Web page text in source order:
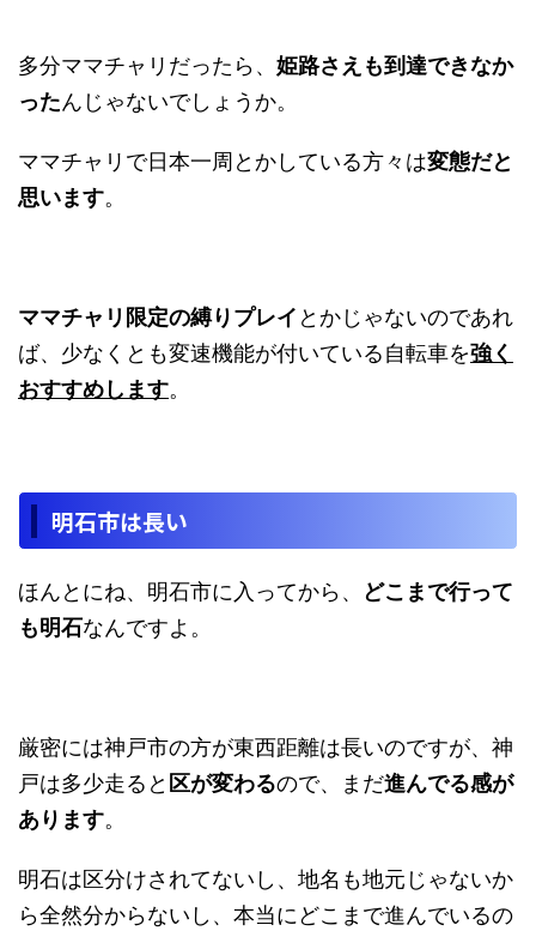
多分ママチャリだったら、 姫路さえも到達できなか
ったんじゃないでしょうか。
ママチャリで日本一周とかしている方々は変態だと
思います。
ママチャリ限定の縛りプレイ とかじゃないのであれ
ば、少なくとも変速機能が付いている自転車を強く
おすすめします。
明石市は長い
ほんとにね、明石市に入ってから、 どこまで行って
も明石なんですよ。
厳密には神戸市の方が東西距離は長いのですが、神
戸は多少走ると 区が変わるので、まだ進んでる感が
あります。
明石は区分けされてないし、地名も地元じゃないか
ら全然分からないし、本当にどこまで進んでいるの